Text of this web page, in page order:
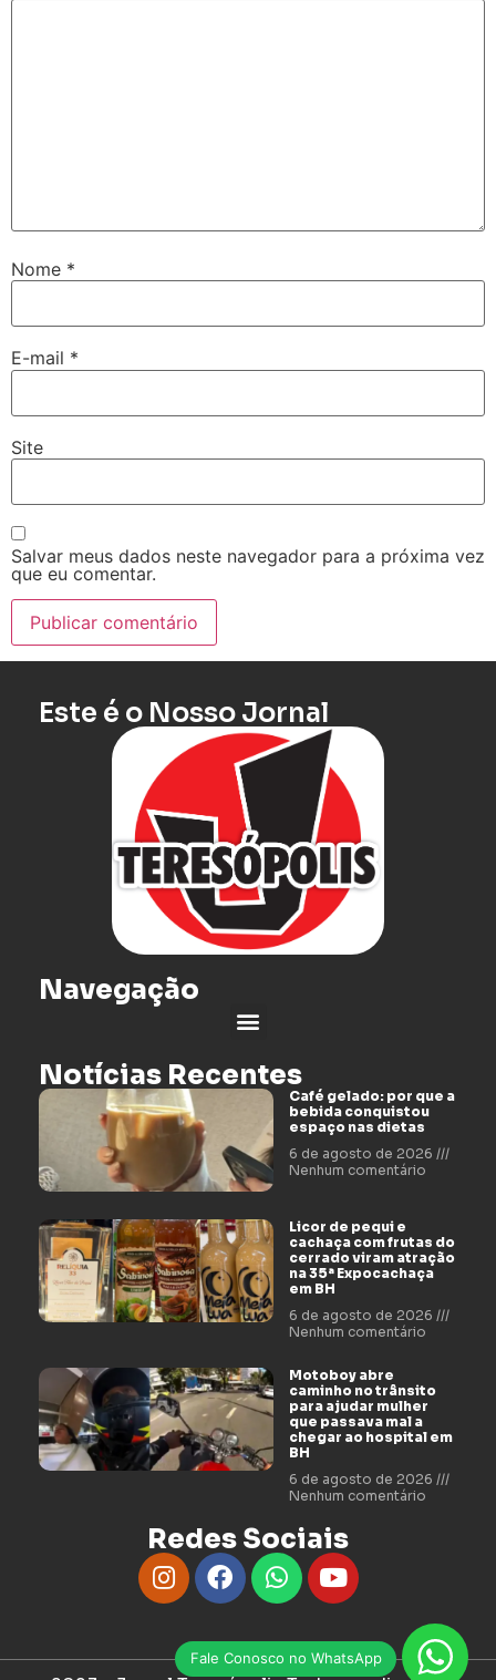
Nome *
E-mail *
Site
Salvar meus dados neste navegador para a próxima vez
que eu comentar.
Fale Conosco no WhatsApp
Este é o Nosso Jornal
Navegação
Notícias Recentes
Café gelado: por que a
bebida conquistou
espaço nas dietas
6 de agosto de 2026
Nenhum comentário
Licor de pequi e
cachaça com frutas do
cerrado viram atração
na 35ª Expocachaça
em BH
6 de agosto de 2026
Nenhum comentário
Motoboy abre
caminho no trânsito
para ajudar mulher
que passava mal a
chegar ao hospital em
BH
6 de agosto de 2026
Nenhum comentário
Redes Sociais